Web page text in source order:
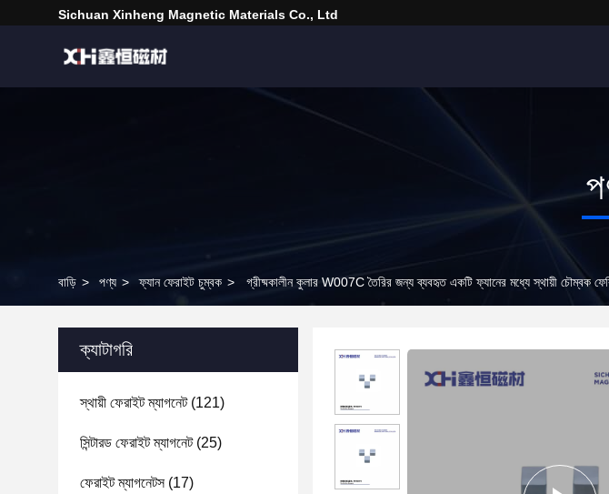
Sichuan Xinheng Magnetic Materials Co., Ltd
বাড়ি > পণ্য > ফ্যান ফেরাইট চুম্বক > গ্রীষ্মকালীন কুলার W007C তৈরির জন্য ব্যবহৃত একটি ফ্যানের মধ্যে স্থায়ী চৌম্বক
ক্যাটাগরি
স্থায়ী ফেরাইট ম্যাগনেট(121)
সিন্টারড ফেরাইট ম্যাগনেট(25)
ফেরাইট ম্যাগনেটস(17)